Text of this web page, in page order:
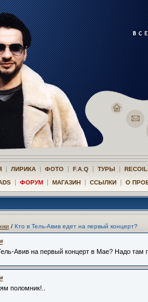
| ЛИРИКА | ФОТО | F.A.Q | ТУРЫ | RECOIL
| ФОРУМ | МАГАЗИН | ССЫЛКИ | О
/ Кто в Тель-Авив едет на первый концерт?
#
Авив на первый концерт в Мае? Надо там
#
поломник!..